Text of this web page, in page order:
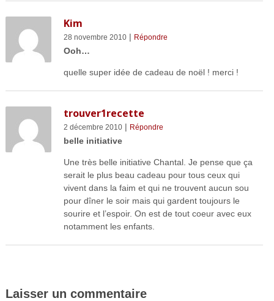
Kim
28 novembre 2010| Répondre
Ooh…
quelle super idée de cadeau de noël ! merci !
trouver1recette
2 décembre 2010| Répondre
belle initiative
Une très belle initiative Chantal. Je pense que ça
serait le plus beau cadeau pour tous ceux qui
vivent dans la faim et qui ne trouvent aucun sou
pour dîner le soir mais qui gardent toujours le
sourire et l’espoir. On est de tout coeur avec eux
notamment les enfants.
Laisser un commentaire